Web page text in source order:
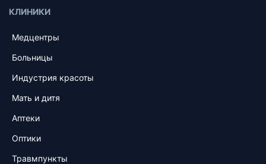
КЛИНИКИ
Медцентры
Больницы
Индустрия красоты
Мать и дитя
Аптеки
Оптики
Травмпункты